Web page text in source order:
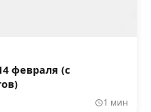
февраля (с
1 мин